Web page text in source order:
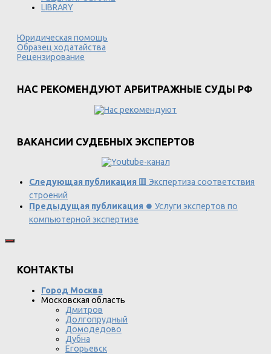
LIBRARY
Юридическая помощь
Образец ходатайства
Рецензирование
НАС РЕКОМЕНДУЮТ АРБИТРАЖНЫЕ СУДЫ РФ
ВАКАНСИИ СУДЕБНЫХ ЭКСПЕРТОВ
Следующая публикация 🟥 Экспертиза соответствия
строений
Предыдущая публикация ⏺️ Услуги экспертов по
компьютерной экспертизе
КОНТАКТЫ
Город Москва
Московская область
Дмитров
Долгопрудный
Домодедово
Дубна
Егорьевск